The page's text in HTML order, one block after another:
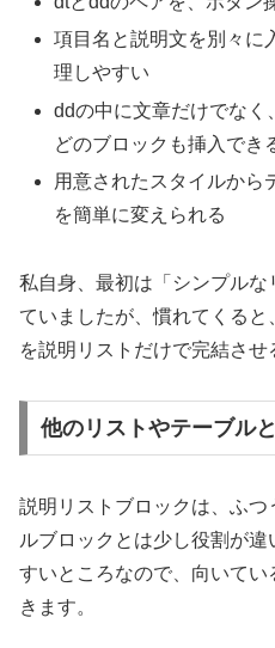
項目名と説明文を別々に
理しやすい
ddの中に文章だけでなく
どのブロックも挿入でき
用意されたスタイルから
を簡単に変えられる
私自身、最初は「シンプル
ていましたが、慣れてくる
を説明リストだけで完結させ
他のリストやテーブル
説明リストブロックは、ふ
ルブロックとは少し役割が
すいところなので、向いて
きます。